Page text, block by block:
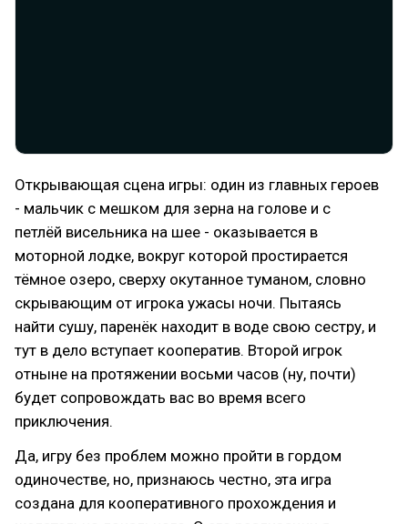
Открывающая сцена игры: один из главных героев
- мальчик с мешком для зерна на голове и с
петлёй висельника на шее - оказывается в
моторной лодке, вокруг которой простирается
тёмное озеро, сверху окутанное туманом, словно
скрывающим от игрока ужасы ночи. Пытаясь
найти сушу, паренёк находит в воде свою сестру, и
тут в дело вступает кооператив. Второй игрок
отныне на протяжении восьми часов (ну, почти)
будет сопровождать вас во время всего
приключения.
Да, игру без проблем можно пройти в гордом
одиночестве, но, признаюсь честно, эта игра
создана для кооперативного прохождения и